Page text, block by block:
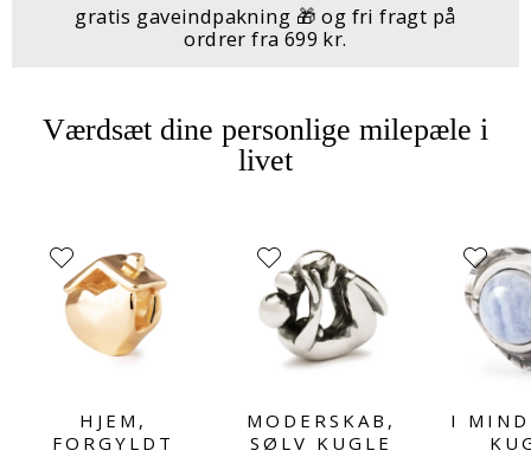
gratis gaveindpakning 🎁 og fri fragt på
ordrer fra 699 kr.
Værdsæt dine personlige milepæle i
livet
HJEM,
FORGYLDT
MODERSKAB,
SØLV KUGLE
I